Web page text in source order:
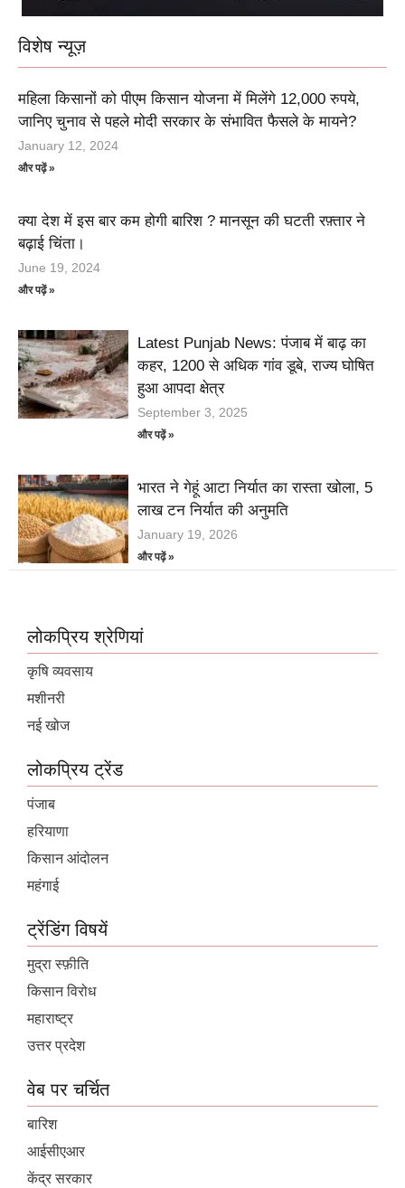
विशेष न्यूज़
महिला किसानों को पीएम किसान योजना में मिलेंगे 12,000 रुपये,
जानिए चुनाव से पहले मोदी सरकार के संभावित फैसले के मायने?
January 12, 2024
और पढ़ें »
क्या देश में इस बार कम होगी बारिश ? मानसून की घटती रफ़्तार ने
बढ़ाई चिंता।
June 19, 2024
और पढ़ें »
Latest Punjab News: पंजाब में बाढ़ का
कहर, 1200 से अधिक गांव डूबे, राज्य घोषित
हुआ आपदा क्षेत्र
September 3, 2025
और पढ़ें »
भारत ने गेहूं आटा निर्यात का रास्ता खोला, 5
लाख टन निर्यात की अनुमति
January 19, 2026
और पढ़ें »
लोकप्रिय श्रेणियां
कृषि व्यवसाय
मशीनरी
नई खोज
लोकप्रिय ट्रेंड
पंजाब
हरियाणा
किसान आंदोलन
महंगाई
ट्रेंडिंग विषयें
मुद्रा स्फ़ीति
किसान विरोध
महाराष्ट्र
उत्तर प्रदेश
वेब पर चर्चित
बारिश
आईसीएआर
केंद्र सरकार